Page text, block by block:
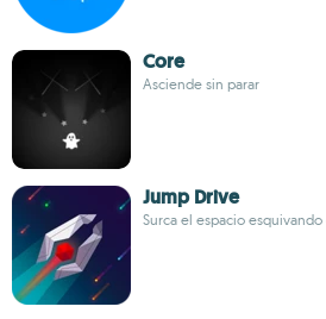
Core
Asciende sin parar
Jump Drive
Surca el espacio